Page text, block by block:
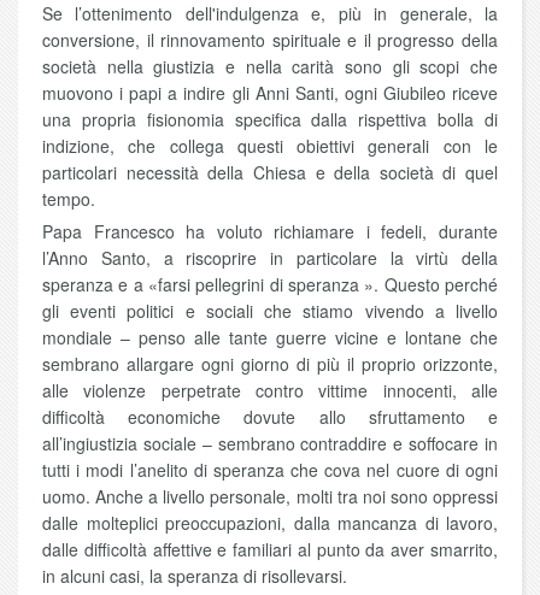
Se l’ottenimento dell'indulgenza e, più in generale, la
conversione, il rinnovamento spirituale e il progresso della
società nella giustizia e nella carità sono gli scopi che
muovono i papi a indire gli Anni Santi, ogni Giubileo riceve
una propria fisionomia specifica dalla rispettiva bolla di
indizione, che collega questi obiettivi generali con le
particolari necessità della Chiesa e della società di quel
tempo.
Papa Francesco ha voluto richiamare i fedeli, durante
l’Anno Santo, a riscoprire in particolare la virtù della
speranza e a «farsi pellegrini di speranza ». Questo perché
gli eventi politici e sociali che stiamo vivendo a livello
mondiale – penso alle tante guerre vicine e lontane che
sembrano allargare ogni giorno di più il proprio orizzonte,
alle violenze perpetrate contro vittime innocenti, alle
difficoltà economiche dovute allo sfruttamento e
all’ingiustizia sociale – sembrano contraddire e soffocare in
tutti i modi l’anelito di speranza che cova nel cuore di ogni
uomo. Anche a livello personale, molti tra noi sono oppressi
dalle molteplici preoccupazioni, dalla mancanza di lavoro,
dalle difficoltà affettive e familiari al punto da aver smarrito,
in alcuni casi, la speranza di risollevarsi.